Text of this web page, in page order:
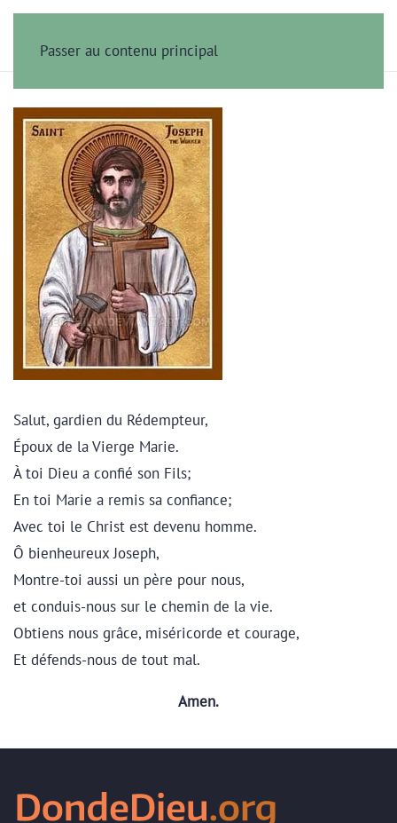
Passer au contenu principal
Salut, gardien du Rédempteur,
Époux de la Vierge Marie.
À toi Dieu a confié son Fils;
En toi Marie a remis sa confiance;
Avec toi le Christ est devenu homme.
Ô bienheureux Joseph,
Montre-toi aussi un père pour nous,
et conduis-nous sur le chemin de la vie.
Obtiens nous grâce, miséricorde et courage,
Et défends-nous de tout mal.
Amen.